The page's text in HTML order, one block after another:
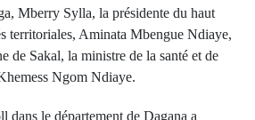
Mberry Sylla, la présidente du haut
territoriales, Aminata Mbengue Ndiaye,
de Sakal, la ministre de la santé et de
Ngom Ndiaye.
dans le département de Dagana a